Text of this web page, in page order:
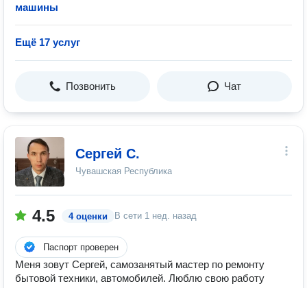
машины
Ещё 17 услуг
Позвонить Чат
Сергей С.
Чувашская Республика
4.5 4 оценки В сети 1 нед. назад
Паспорт проверен
Меня зовут Сергей, самозанятый мастер по ремонту
бытовой техники, автомобилей. Люблю свою работу